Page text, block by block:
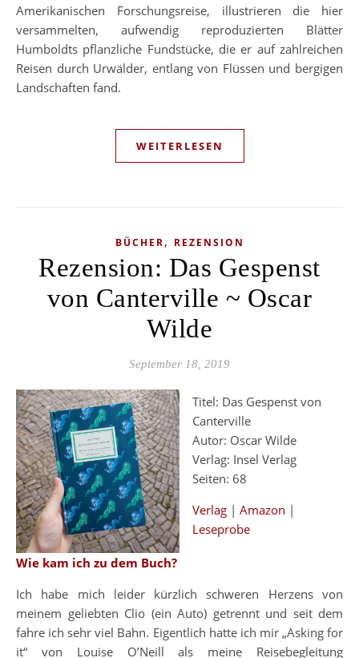
Amerikanischen Forschungsreise, illustrieren die hier
versammelten, aufwendig reproduzierten Blätter
Humboldts pflanzliche Fundstücke, die er auf zahlreichen
Reisen durch Urwälder, entlang von Flüssen und bergigen
Landschaften fand.
WEITERLESEN
BÜCHER, REZENSION
Rezension: Das Gespenst
von Canterville ~ Oscar
Wilde
September 18, 2019
Titel: Das Gespenst von
Canterville
Autor: Oscar Wilde
Verlag: Insel Verlag
Seiten: 68
Verlag |Amazon |
Leseprobe
Wie kam ich zu dem Buch?
Ich habe mich leider kürzlich schweren Herzens von
meinem geliebten Clio (ein Auto) getrennt und seit dem
fahre ich sehr viel Bahn. Eigentlich hatte ich mir „Asking for
it“ von Louise O’Neill als meine Reisebegleitung